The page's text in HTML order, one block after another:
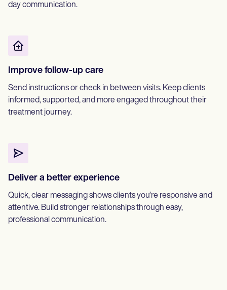
day communication.
Improve follow-up care
Send instructions or check in between visits. Keep clients
informed, supported, and more engaged throughout their
treatment journey.
Deliver a better experience
Quick, clear messaging shows clients you’re responsive and
attentive. Build stronger relationships through easy,
professional communication.